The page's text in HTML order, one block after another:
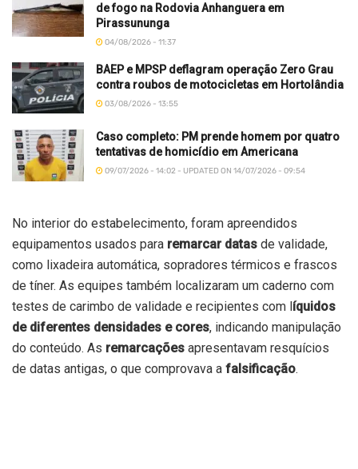
de fogo na Rodovia Anhanguera em
Pirassununga
04/08/2026 - 11:37
BAEP e MPSP deflagram operação Zero Grau
contra roubos de motocicletas em Hortolândia
03/08/2026 - 13:55
Caso completo: PM prende homem por quatro
tentativas de homicídio em Americana
09/07/2026 - 14:02 - UPDATED ON 14/07/2026 - 09:54
No interior do estabelecimento, foram apreendidos
equipamentos usados para remarcar datas de validade,
como lixadeira automática, sopradores térmicos e frascos
de tíner. As equipes também localizaram um caderno com
testes de carimbo de validade e recipientes com líquidos
de diferentes densidades e cores, indicando manipulação
do conteúdo. As remarcações apresentavam resquícios
de datas antigas, o que comprovava a falsificação.